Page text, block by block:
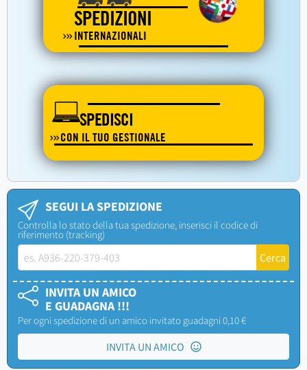
SPEDIZIONI
INTERNAZIONALI
SPEDISCI
CON IL TUO GESTIONALE
SEGUI LA SPEDIZIONE
Controlla lo stato della tua spedizione, inserisci il codice di
riferimento (tracking)
INVITA UN AMICO
E GUADAGNA !!!
Per ogni spedizione di un amico invitato guadagni 0,10 €
INVITA UN AMICO